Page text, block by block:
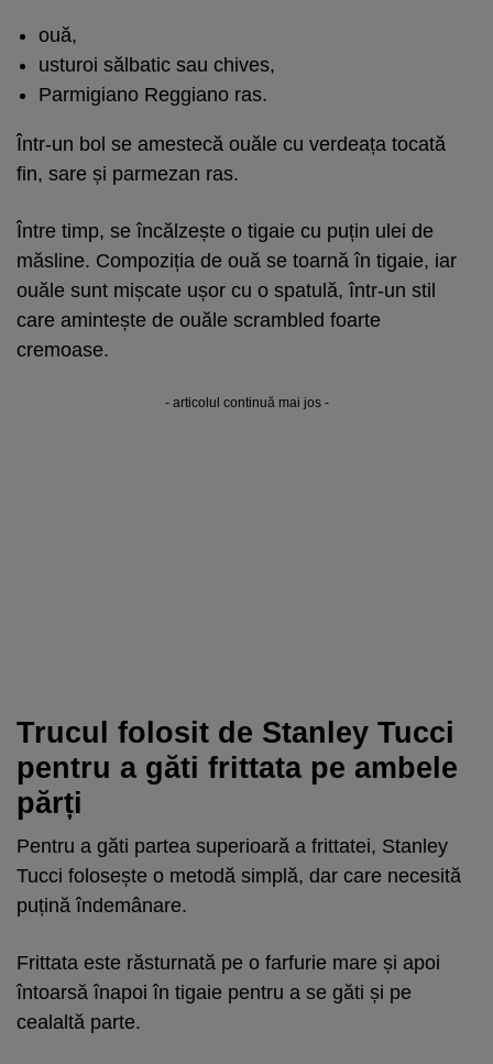
ouă,
usturoi sălbatic sau chives,
Parmigiano Reggiano ras.
Într-un bol se amestecă ouăle cu verdeața tocată
fin, sare și parmezan ras.
Între timp, se încălzește o tigaie cu puțin ulei de
măsline. Compoziția de ouă se toarnă în tigaie, iar
ouăle sunt mișcate ușor cu o spatulă, într-un stil
care amintește de ouăle scrambled foarte
cremoase.
- articolul continuă mai jos -
Trucul folosit de Stanley Tucci
pentru a găti frittata pe ambele
părți
Pentru a găti partea superioară a frittatei, Stanley
Tucci folosește o metodă simplă, dar care necesită
puțină îndemânare.
Frittata este răsturnată pe o farfurie mare și apoi
întoarsă înapoi în tigaie pentru a se găti și pe
cealaltă parte.